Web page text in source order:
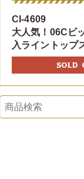
CI-4609
大人気！06Cビ
入ライントップ
SOLD